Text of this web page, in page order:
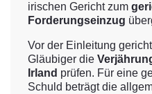
irischen Gericht zum
Forderungseinzug
Vor der Einleitung
Gläubiger die
Irland prüfen. Für eine
Schuld beträgt die